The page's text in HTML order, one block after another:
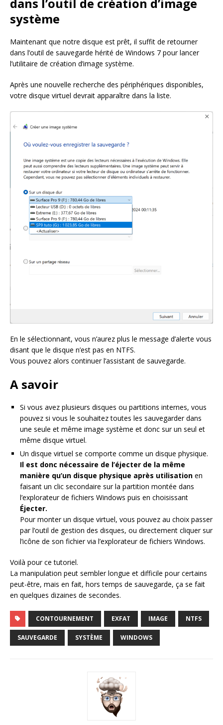
dans l’outil de création d’image
système
Maintenant que notre disque est prêt, il suffit de retourner
dans l’outil de sauvegarde hérité de Windows 7 pour lancer
l’utilitaire de création d’image système.
Après une nouvelle recherche des périphériques disponibles,
votre disque virtuel devrait apparaître dans la liste.
En le sélectionnant, vous n’aurez plus le message d’alerte vous
disant que le disque n’est pas en NTFS.
Vous pouvez alors continuer l’assistant de sauvegarde.
A savoir
Si vous avez plusieurs disques ou partitions internes, vous
pouvez si vous le souhaitez toutes les sauvegarder dans
une seule et même image système et donc sur un seul et
même disque virtuel.
Un disque virtuel se comporte comme un disque physique.
Il est donc nécessaire de l’éjecter de la même
manière qu’un disque physique après utilisation en
faisant un clic secondaire sur la partition montée dans
l’explorateur de fichiers Windows puis en choisissant
Éjecter.
Pour monter un disque virtuel, vous pouvez au choix passer
par l’outil de gestion des disques, ou directement cliquer sur
l’icône de son fichier via l’explorateur de fichiers Windows.
Voilà pour ce tutoriel.
La manipulation peut sembler longue et difficile pour certains
peut-être, mais en fait, hors temps de sauvegarde, ça se fait
en quelques dizaines de secondes.
CONTOURNEMENT EXFAT IMAGE NTFS
SAUVEGARDE SYSTÈME WINDOWS